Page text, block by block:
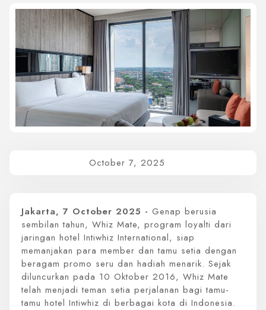
Whiz Luxe Hotel
Grand Whiz Hotel
Whiz Prime Hotel
Whiz Hotel
Whiz Capsule Hotel
Swift Inn Aeropolis
October 7, 2025
Jakarta, 7 October 2025 - Genap berusia
sembilan tahun, Whiz Mate, program loyalti dari
jaringan hotel Intiwhiz International, siap
memanjakan para member dan tamu setia dengan
beragam promo seru dan hadiah menarik. Sejak
diluncurkan pada 10 Oktober 2016, Whiz Mate
telah menjadi teman setia perjalanan bagi tamu-
tamu hotel Intiwhiz di berbagai kota di Indonesia.